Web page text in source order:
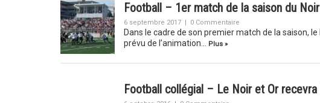
Football – 1er match de la saison du
6 septembre 2017 | 0 Commentaire
Dans le cadre de son premier match de la saison,
prévu de l’animation…
Plus »
Football collégial – Le Noir et Or